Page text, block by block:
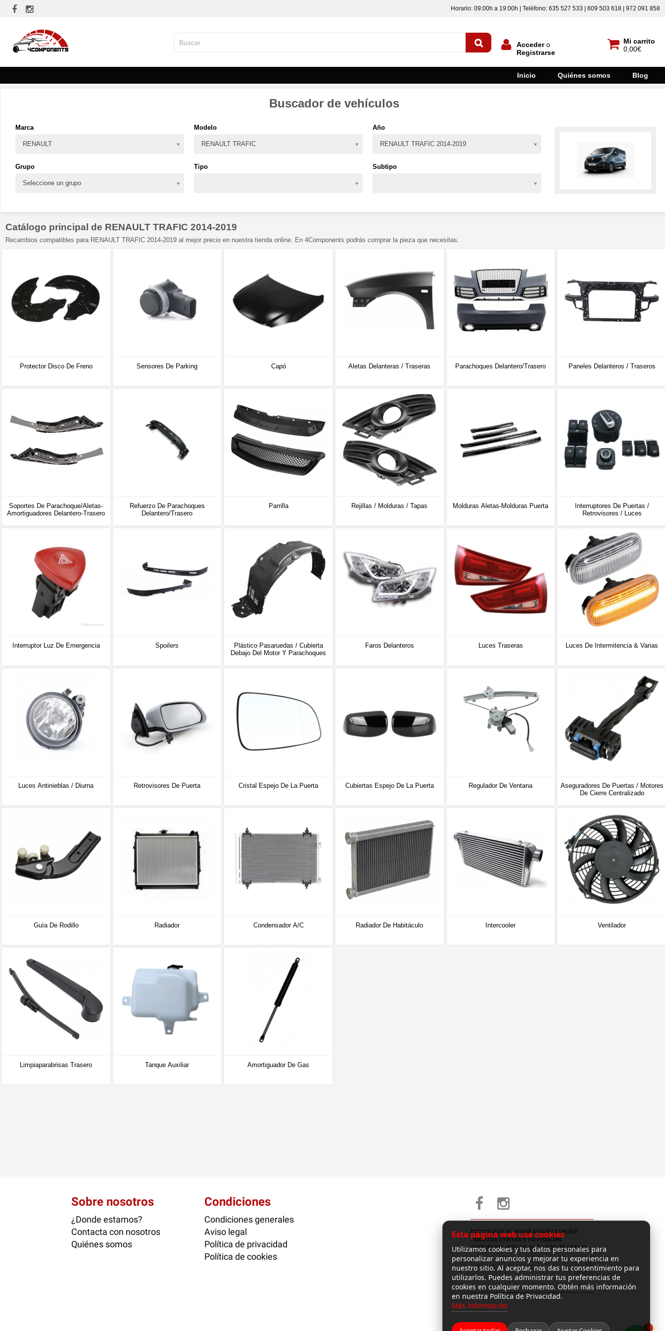
Horario: 09:00h a 19:00h | Teléfono: 635 527 533 | 609 503 618 | 972 091 858
Mi carrito
0,00€
Accedero
Registrarse
Inicio Quiénes somos Blog
Buscador de vehículos
Marca
RENAULT
Modelo
RENAULT TRAFIC
Año
RENAULT TRAFIC 2014-2019
Grupo
Seleccione un grupo
Tipo Subtipo
Catálogo principal de RENAULT TRAFIC 2014-2019
Recambios compatibles para RENAULT TRAFIC 2014-2019 al mejor precio en nuestra tienda online. En 4Components podrás comprar la pieza que necesitas.
Protector Disco De Freno Sensores De Parking Capó Aletas Delanteras / Traseras Parachoques Delantero/trasero Paneles Delanteros / Traseros
Soportes De Parachoque/aletas-
Amortiguadores Delantero-Trasero
Refuerzo De Parachoques
Delantero/trasero
Parrilla Rejillas / Molduras / Tapas Molduras Aletas-Molduras Puerta
Interruptores De Puertas /
Retrovisores / Luces
Interruptor Luz De Emergencia Spoilers
Plástico Pasaruedas / Cubierta
Debajo Del Motor Y Parachoques
Faros Delanteros Luces Traseras Luces De Intermitencia & Varias
Luces Antinieblas / Diurna Retrovisores De Puerta Cristal Espejo De La Puerta Cubiertas Espejo De La Puerta Regulador De Ventana
Aseguradores De Puertas / Motores
De Cierre Centralizado
Guía De Rodillo Radiador Condensador A/C Radiador De Habitáculo Intercooler Ventilador
Limpiaparabrisas Trasero Tanque Auxiliar Amortiguador De Gas
Sobre nosotros
¿Donde estamos?
Contacta con nosotros
Quiénes somos
Condiciones
Condiciones generales
Aviso legal
Política de privacidad
Política de cookies
Introduzca su email si quiere recibir
nuestras ofertas y novedades
periódicamente en su buzón de correo.
1
Esta página web usa cookies
Utilizamos cookies y tus datos personales para
personalizar anuncios y mejorar tu experiencia en
nuestro sitio. Al aceptar, nos das tu consentimiento para
utilizarlos. Puedes administrar tus preferencias de
cookies en cualquier momento. Obtén más información
en nuestra Política de Privacidad.
Más información